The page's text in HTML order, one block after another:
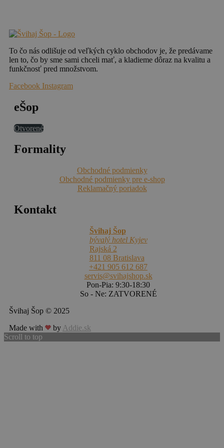
To čo nás odlišuje od veľkých cyklo obchodov je, že predávame
len to, čo by sme sami chceli mať, a kladieme dôraz na kvalitu a
funkčnosť pred množstvom.
Facebook Instagram
eŠop
Otvorené
Formality
Obchodné podmienky
Obchodné podmienky pre e-shop
Reklamačný poriadok
Kontakt
Švihaj Šop
bývalý hotel Kyjev
Rajská 2
811 08 Bratislava
+421 905 612 687
servis@svihajshop.sk
Pon-Pia: 9:30-18:30
So - Ne: ZATVORENÉ
Švihaj Šop © 2025
Made with
by Addie.sk
Scroll to top